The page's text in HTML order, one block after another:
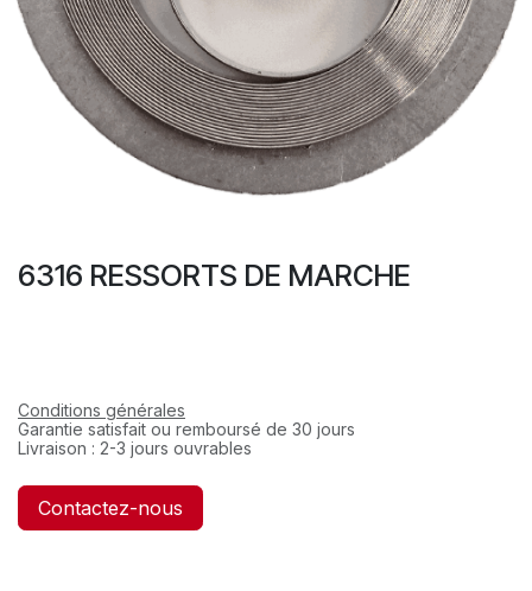
6316 RESSORTS DE MARCHE
Conditions générales
Garantie satisfait ou remboursé de 30 jours
Livraison : 2-3 jours ouvrables
Contactez-nous